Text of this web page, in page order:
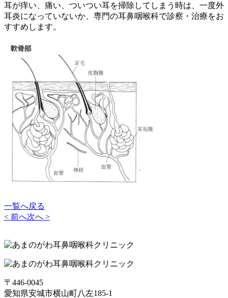
耳が痒い、痛い、ついつい耳を掃除してしまう時は、一度外
耳炎になっていないか、専門の耳鼻咽喉科で診察・治療をお
すすめします。
一覧へ戻る
< 前へ次へ >
〒446-0045
愛知県安城市横山町八左185-1